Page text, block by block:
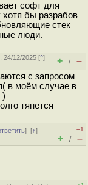
софт для
бы разрабов
стек
люди.
24/12/2025 [^]
+ / –
с запросом
в моём случае в
)
тянется
][↑]
–1
+ / –